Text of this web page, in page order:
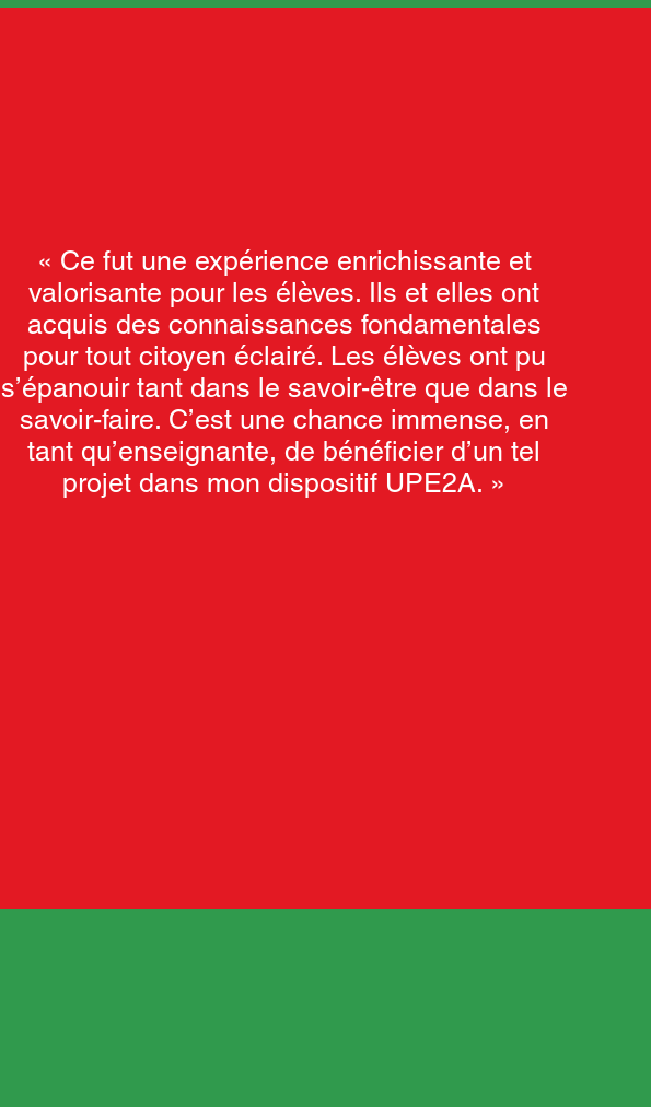
« Ce fut une expérience enrichissante et
valorisante pour les élèves. Ils et elles ont
acquis des connaissances fondamentales
pour tout citoyen éclairé. Les élèves ont pu
s’épanouir tant dans le savoir-être que dans le
savoir-faire. C’est une chance immense, en
tant qu’enseignante, de bénéficier d’un tel
projet dans mon dispositif UPE2A. »